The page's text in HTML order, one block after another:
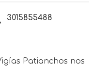
3015855488
Patianchos nos